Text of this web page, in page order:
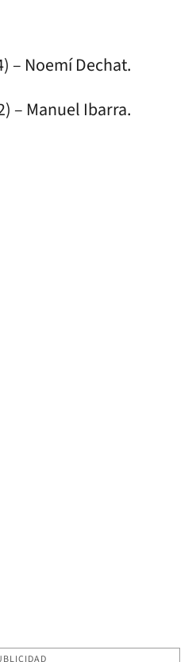
– Noemí Dechat.
– Manuel Ibarra.